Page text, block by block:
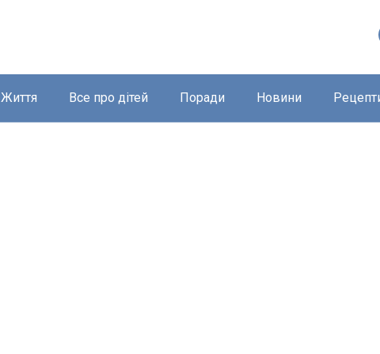
Життя Все про дітей Поради Новини